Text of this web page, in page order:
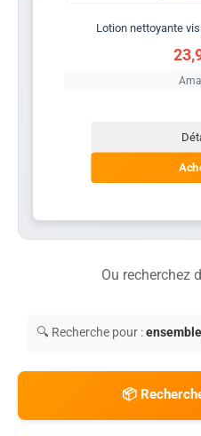
Lotion nettoyante
Ou recherchez
🔍 Recherche pour :
📦